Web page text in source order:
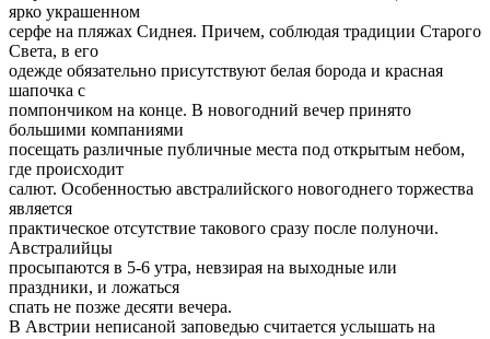
ярко украшенном
серфе на пляжах Сиднея. Причем, соблюдая традиции Старого
Света, в его
одежде обязательно присутствуют белая борода и красная
шапочка с
помпончиком на конце. В новогодний вечер принято
большими компаниями
посещать различные публичные места под открытым небом,
где происходит
салют. Особенностью австралийского новогоднего торжества
является
практическое отсутствие такового сразу после полуночи.
Австралийцы
просыпаются в 5-6 утра, невзирая на выходные или
праздники, и ложаться
спать не позже десяти вечера.
В Австрии неписаной заповедью считается услышать на